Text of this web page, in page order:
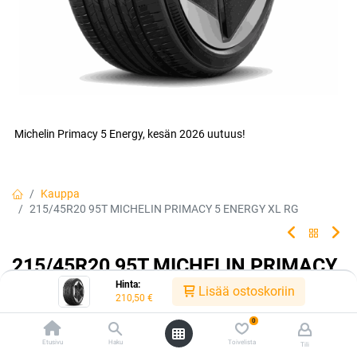
Hinta:
210,50 € Lisää ostoskoriin
Etusivu Haku
0
Toivelista Tili
Michelin Primacy 5 Energy, kesän 2026 uutuus!
Kauppa
215/45R20 95T MICHELIN PRIMACY 5 ENERGY XL RG
215/45R20 95T MICHELIN PRIMACY
5 ENERGY XL RG
Aja turvallisesti, aja pitkälle, säästä energiaa MICHELIN AAA -
luokan renkaalla.